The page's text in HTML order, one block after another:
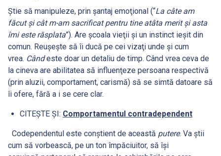
Ştie să manipuleze, prin şantaj emoţional (“La câte am
făcut şi cât m-am sacrificat pentru tine atâta merit şi asta
îmi este răsplata”). Are şcoala vieţii şi un instinct ieşit din
comun. Reuşeşte să îi ducă pe cei vizaţi unde şi cum
vrea. Cândeste doar un detaliu de timp. Când vrea ceva de
la cineva are abilitatea să influenţeze persoana respectivă
(prin aluzii, comportament, carismă) să se simtă datoare să
îi ofere, fără a i se cere clar.
CITEȘTE ȘI: Comportamentul contradependent
Codependentul este conştient de această putere. Va știi
cum să vorbească, pe un ton împăciuitor, să își